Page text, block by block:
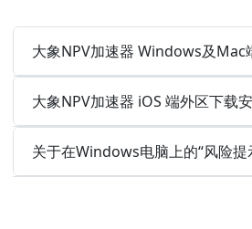
大象NPV加速器 Windows及
大象NPV加速器 iOS 端外区下载
关于在Windows电脑上的“风险提